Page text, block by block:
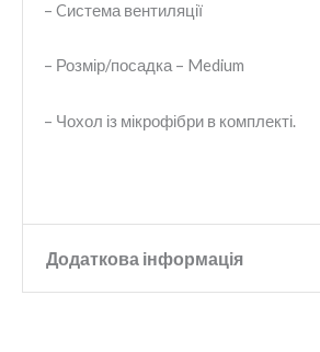
– Cистема вентиляції
– Розмір/посадка – Medium
– Чохол із мікрофібри в комплекті.
Додаткова інформація